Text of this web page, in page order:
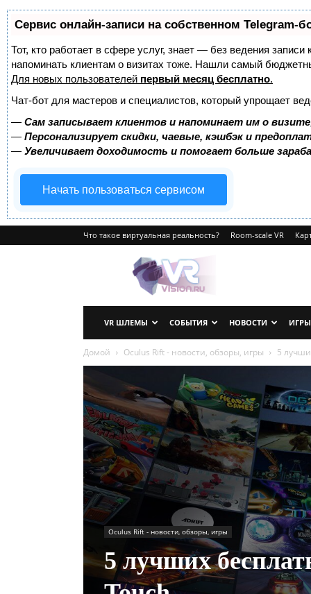
Сервис онлайн-записи на собственном Telegram-
Тот, кто работает в сфере услуг, знает — без ведения
напоминать клиентам о визитах тоже. Нашли самый
Для новых пользователей первый месяц бесплатно.
Чат-бот для мастеров и специалистов, который упрощает
— Сам записывает клиентов и напоминает им о
— Персонализирует скидки, чаевые, кэшбэк и
— Увеличивает доходимость и помогает больше
Начать пользоваться сервисом
Что такое виртуальная реальность? Room-scale VR
VRvision.ru
VR ШЛЕМЫ СОБЫТИЯ НОВОСТИ ИГРЫ
Домой Oculus Rift - новости, обзоры, игры 5
Oculus Rift - новости, обзоры, игры
5 лучших